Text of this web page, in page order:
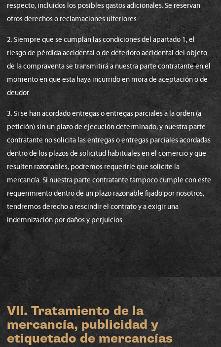
respecto, incluidos los posibles gastos adicionales. Se reservan
otros derechos o reclamaciones ulteriores.
2. Siempre que se cumplan las condiciones del apartado 1, el
riesgo de pérdida accidental o de deterioro accidental del objeto
de la compraventa se transmitirá a nuestra parte contratante en el
momento en que esta haya incurrido en mora de aceptación o de
deudor.
3. Si se han acordado entregas o entregas parciales a la orden (a
petición) sin un plazo de ejecución determinado, y nuestra parte
contratante no solicita las entregas o entregas parciales acordadas
dentro de los plazos de solicitud habituales en el comercio y que
resulten razonables, podremos requerirle que solicite la
mercancía. Si nuestra parte contratante tampoco cumple con este
requerimiento dentro de un plazo razonable fijado por nosotros,
tendremos derecho a rescindir el contrato y a exigir una
indemnización por daños y perjuicios.
VII. Tratamiento de la
mercancía, publicidad y
etiquetado de mercancías